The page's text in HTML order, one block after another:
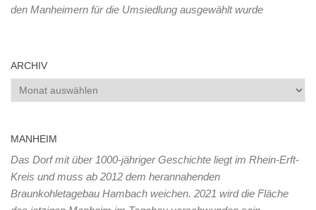
den Manheimern für die Umsiedlung ausgewählt wurde
ARCHIV
Archiv
MANHEIM
Das Dorf mit über 1000-jähriger Geschichte liegt im Rhein-Erft-
Kreis und muss ab 2012 dem herannahenden
Braunkohletagebau Hambach weichen. 2021 wird die Fläche